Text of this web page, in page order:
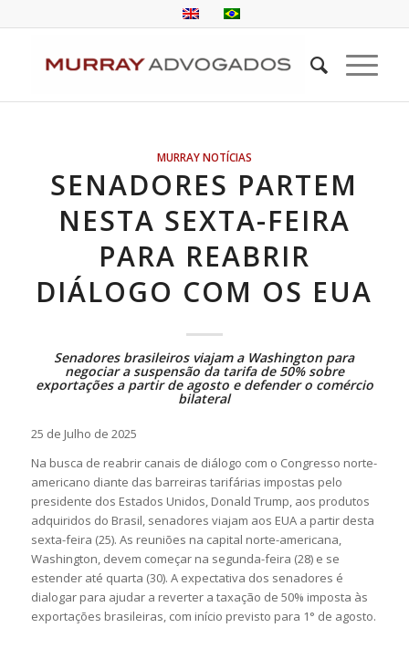
MURRAY NOTÍCIAS
SENADORES PARTEM
NESTA SEXTA-FEIRA
PARA REABRIR
DIÁLOGO COM OS EUA
Senadores brasileiros viajam a Washington para
negociar a suspensão da tarifa de 50% sobre
exportações a partir de agosto e defender o comércio
bilateral
25 de Julho de 2025
Na busca de reabrir canais de diálogo com o Congresso norte-
americano diante das barreiras tarifárias impostas pelo
presidente dos Estados Unidos, Donald Trump, aos produtos
adquiridos do Brasil, senadores viajam aos EUA a partir desta
sexta-feira (25). As reuniões na capital norte-americana,
Washington, devem começar na segunda-feira (28) e se
estender até quarta (30). A expectativa dos senadores é
dialogar para ajudar a reverter a taxação de 50% imposta às
exportações brasileiras, com início previsto para 1° de agosto.